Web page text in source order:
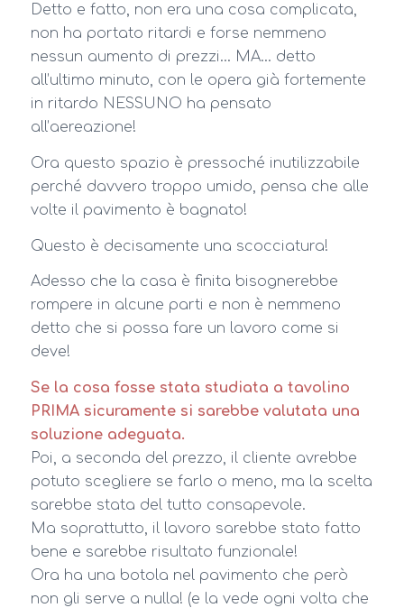
Detto e fatto, non era una cosa complicata,
non ha portato ritardi e forse nemmeno
nessun aumento di prezzi… MA… detto
all’ultimo minuto, con le opera già fortemente
in ritardo NESSUNO ha pensato
all’aereazione!
Ora questo spazio è pressoché inutilizzabile
perché davvero troppo umido, pensa che alle
volte il pavimento è bagnato!
Questo è decisamente una scocciatura!
Adesso che la casa è finita bisognerebbe
rompere in alcune parti e non è nemmeno
detto che si possa fare un lavoro come si
deve!
Se la cosa fosse stata studiata a tavolino
PRIMA sicuramente si sarebbe valutata una
soluzione adeguata.
Poi, a seconda del prezzo, il cliente avrebbe
potuto scegliere se farlo o meno, ma la scelta
sarebbe stata del tutto consapevole.
Ma soprattutto, il lavoro sarebbe stato fatto
bene e sarebbe risultato funzionale!
Ora ha una botola nel pavimento che però
non gli serve a nulla! (e la vede ogni volta che